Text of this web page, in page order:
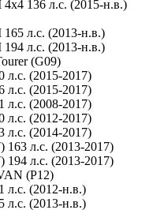
136 л.с. (2015-н.в.)
л.с. (2013-н.в.)
л.с. (2013-н.в.)
(G09)
л.с. (2015-2017)
л.с. (2015-2017)
л.с. (2008-2017)
л.с. (2012-2017)
л.с. (2014-2017)
163 л.с. (2013-2017)
194 л.с. (2013-2017)
(P12)
л.с. (2012-н.в.)
л.с. (2013-н.в.)